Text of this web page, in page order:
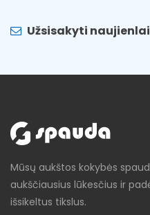
Užsisakyti
Mūsų aukštos kokybės
aukščiausius lūkesčius ir
išsikeltus tikslus.